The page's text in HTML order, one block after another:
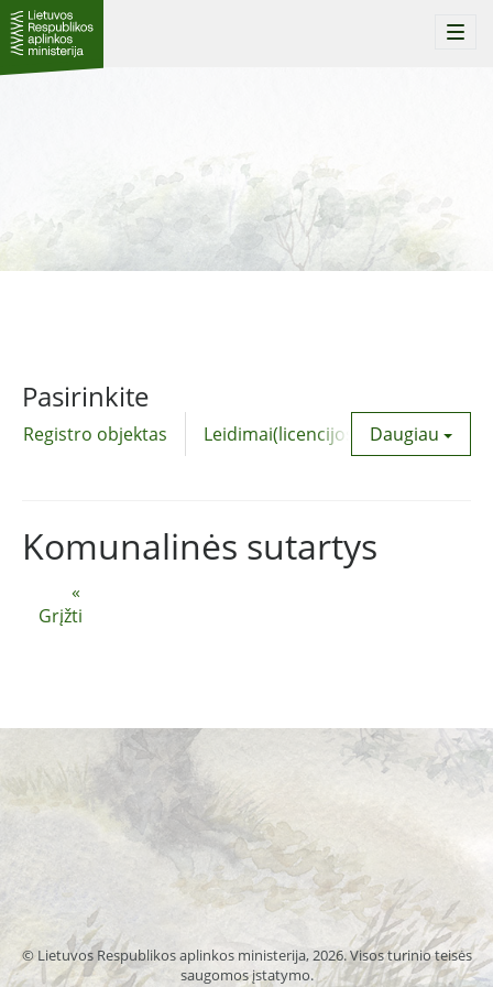
Pasirinkite
Registro objektas Leidimai(licencijos) Daugiau
«
Grįžti
Komunalinės sutartys
© Lietuvos Respublikos aplinkos ministerija, 2026. Visos turinio teisės
saugomos įstatymo.